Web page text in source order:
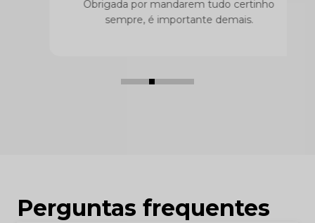
Obrigada por mandarem tudo certinho
sempre, é importante demais.
Perguntas frequentes